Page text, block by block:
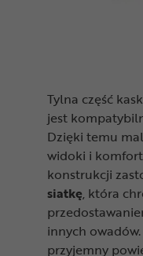
Tylna część
jest
Dzięki temu
widoki i
konstrukcji
siatkę, która
innych
przyjemny